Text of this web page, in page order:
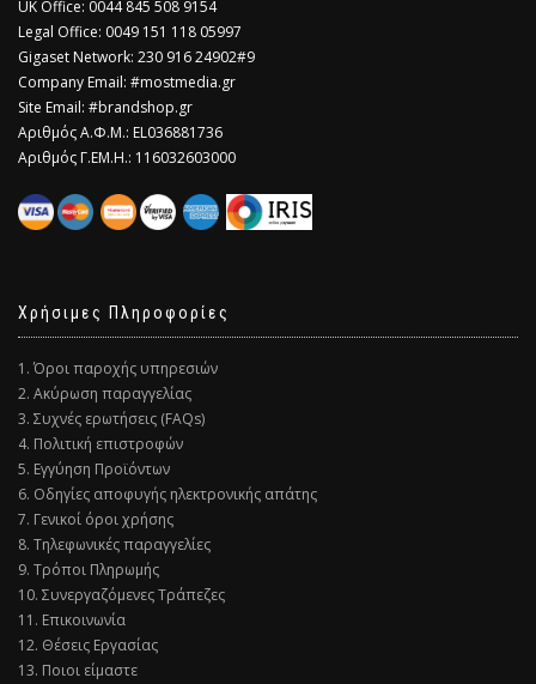
​UK Office: 0044 845 508 9154
Legal Office: 0049 151 118 05997
Gigaset Network: 230 916 24902#9
Company Email: #mostmedia.gr
Site Email: #brandshop.gr
Αριθμός Α.Φ.Μ.: EL036881736
Αριθμός Γ.ΕΜ.Η.: 116032603000
Χρήσιμες Πληροφορίες
1. Όροι παροχής υπηρεσιών
2. Ακύρωση παραγγελίας
3. Συχνές ερωτήσεις (FAQs)
4. Πολιτική επιστροφών
5. Εγγύηση Προϊόντων
6. Οδηγίες αποφυγής ηλεκτρονικής απάτης
7. Γενικοί όροι χρήσης
8. Τηλεφωνικές παραγγελίες
9. Τρόποι Πληρωμής
10. Συνεργαζόμενες Τράπεζες
11. Επικοινωνία
12. Θέσεις Εργασίας
13. Ποιοι είμαστε